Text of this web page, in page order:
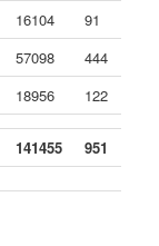
16104
91
57098
444
18956 122
141455 951